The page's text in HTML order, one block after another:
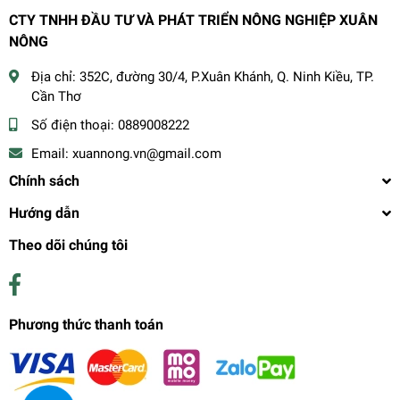
CTY TNHH ĐẦU TƯ VÀ PHÁT TRIỂN NÔNG NGHIỆP XUÂN
NÔNG
Địa chỉ: 352C, đường 30/4, P.Xuân Khánh, Q. Ninh Kiều, TP.
Cần Thơ
Số điện thoại: 0889008222
Email: xuannong.vn@gmail.com
Chính sách
Hướng dẫn
Theo dõi chúng tôi
Phương thức thanh toán
MINRO HOA GIẤY
45.000₫